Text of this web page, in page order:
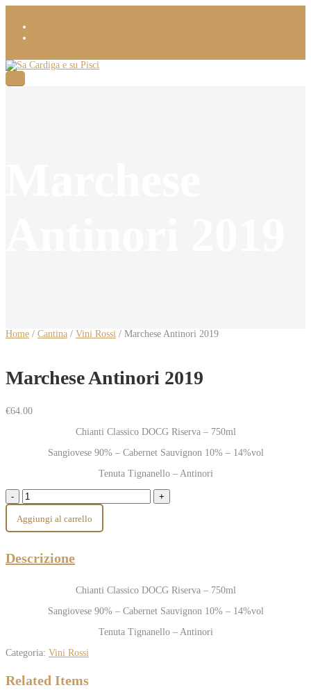
Home / Cantina / Vini Rossi / Marchese Antinori 2019
Marchese Antinori 2019
€64.00
Chianti Classico DOCG Riserva – 750ml
Sangiovese 90% – Cabernet Sauvignon 10% – 14%vol
Tenuta Tignanello – Antinori
Aggiungi al carrello
Descrizione
Chianti Classico DOCG Riserva – 750ml
Sangiovese 90% – Cabernet Sauvignon 10% – 14%vol
Tenuta Tignanello – Antinori
Categoria: Vini Rossi
Related Items